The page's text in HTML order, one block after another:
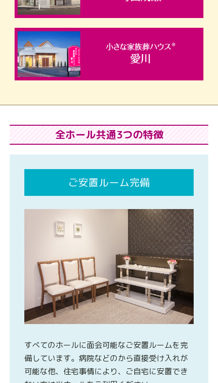
全ホール共通3つの特徴
ご安置ルーム完備
すべてのホールに面会可能なご安置ルームを完
備しています。病院などのから直接受け入れが
可能な他、住宅事情により、ご自宅に安置でき